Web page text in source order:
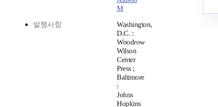
M
발행사항
Washington,
D.C. :
Woodrow
Wilson
Center
Press ;
Baltimore
:
Johns
Hopkins